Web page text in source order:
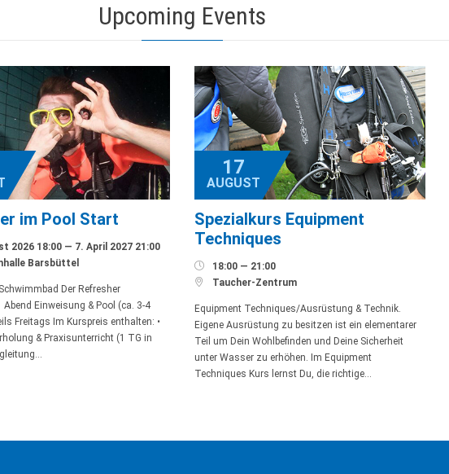
Upcoming Events
im Pool Start
2026 18:00 — 7. April 2027 21:00
Barsbüttel
Der Refresher
Abend Einweisung & Pool (ca. 3-4
Freitags Im Kurspreis enthalten: •
& Praxisunterricht (1 TG in
17
AUGUST
Spezialkurs Equipment
Techniques
 18:00 — 21:00
 Taucher-Zentrum
Equipment Techniques/Ausrüstung & Technik.
Eigene Ausrüstung zu besitzen ist ein elementarer
Teil um Dein Wohlbefinden und Deine Sicherheit
unter Wasser zu erhöhen. Im Equipment
Techniques Kurs lernst Du, die richtige…